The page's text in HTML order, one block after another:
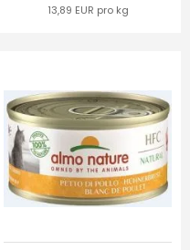
13,89 EUR pro kg